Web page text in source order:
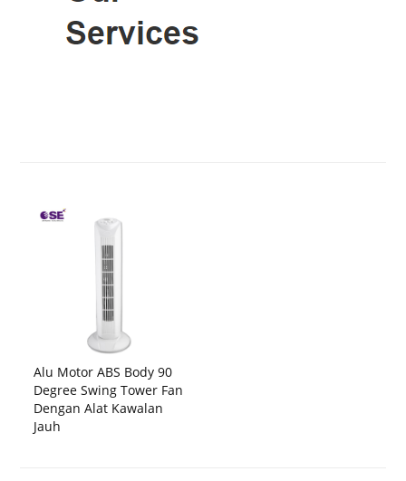
Alu Motor ABS Body 90
Degree Swing Tower Fan
Dengan Alat Kawalan
Jauh